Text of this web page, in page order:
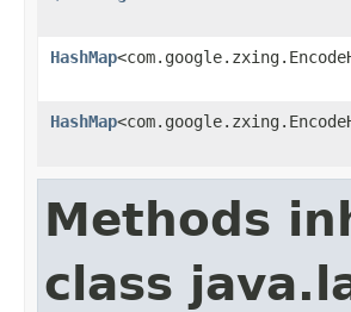
HashMap
HashMap
Methods
class